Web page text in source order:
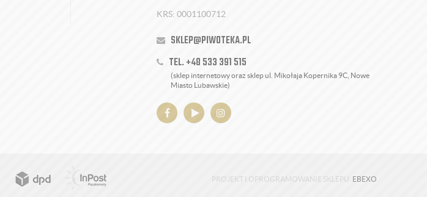
KRS: 0001100712
SKLEP@PIWOTEKA.PL
TEL. +48 533 391 515
(sklep internetowy oraz sklep ul. Mikołaja Kopernika 9C, Nowe
Miasto Lubawskie)
PROJEKT I OPROGRAMOWANIE SKLEPU: EBEXO